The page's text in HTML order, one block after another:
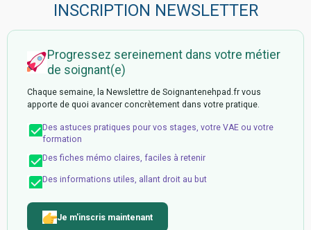
INSCRIPTION NEWSLETTER
Progressez sereinement dans votre métier
de soignant(e)
Chaque semaine, la Newslettre de Soignantenehpad.fr vous
apporte de quoi avancer concrètement dans votre pratique.
Des astuces pratiques pour vos stages, votre VAE ou votre
formation
Des fiches mémo claires, faciles à retenir
Des informations utiles, allant droit au but
Je m'inscris maintenant